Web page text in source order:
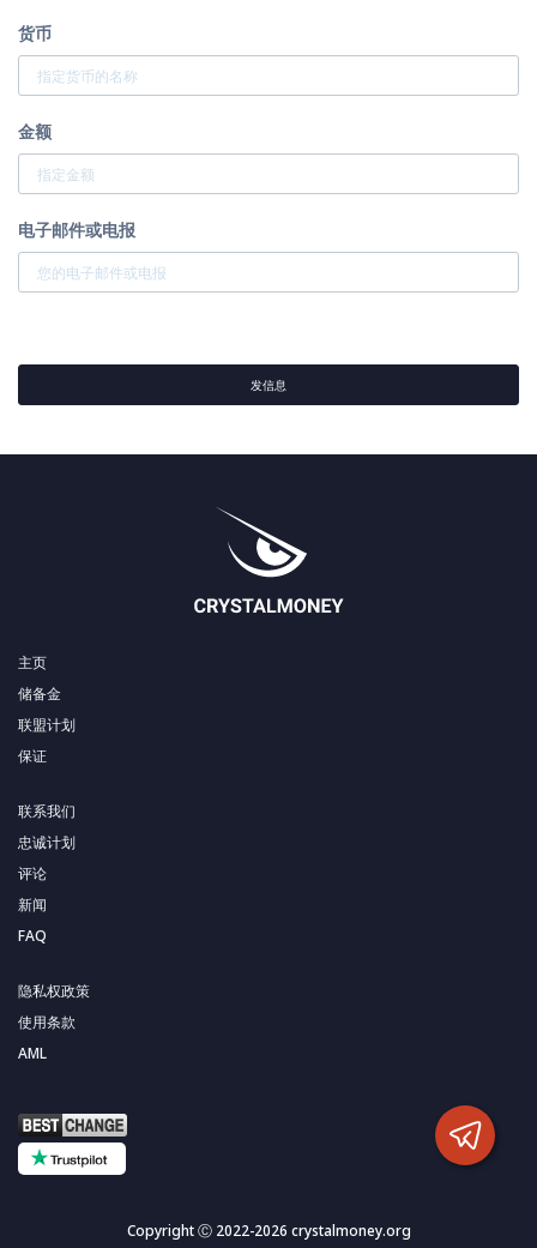
货币
金额
电子邮件或电报
发信息
主页
储备金
联盟计划
保证
联系我们
忠诚计划
评论
新闻
FAQ
隐私权政策
使用条款
AML
Copyright Ⓒ 2022-2026 crystalmoney.org